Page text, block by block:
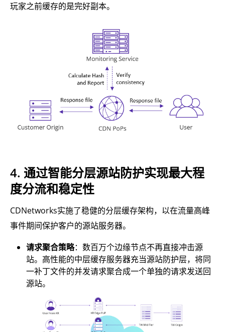
玩家之前缓存的是完好副本。
4. 通过智能分层源站防护实现最大程
度分流和稳定性
CDNetworks实施了稳健的分层缓存架构，以在流量高峰
事件期间保护客户的源站服务器。
请求聚合策略：数百万个边缘节点不再直接冲击源
站。高性能的中层缓存服务器充当源站防护层，将同
一补丁文件的并发请求聚合成一个单独的请求发送回
源站。